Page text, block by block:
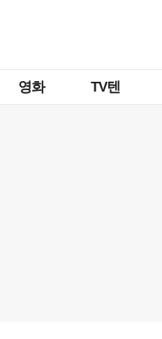
영화 TV텐